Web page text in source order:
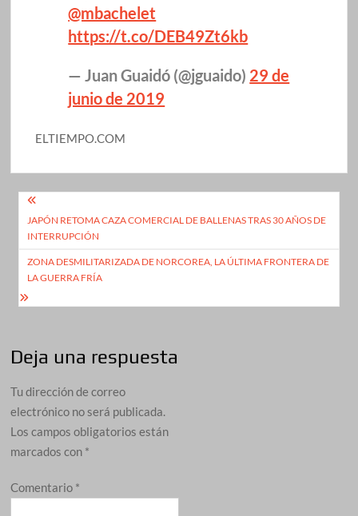
@mbachelet
https://t.co/DEB49Zt6kb
— Juan Guaidó (@jguaido) 29 de
junio de 2019
ELTIEMPO.COM
Navegación
de
entradas
JAPÓN RETOMA CAZA COMERCIAL DE BALLENAS TRAS 30 AÑOS DE
INTERRUPCIÓN
ZONA DESMILITARIZADA DE NORCOREA, LA ÚLTIMA FRONTERA DE
LA GUERRA FRÍA
Deja una respuesta
Tu dirección de correo
electrónico no será publicada.
Los campos obligatorios están
marcados con *
Comentario *